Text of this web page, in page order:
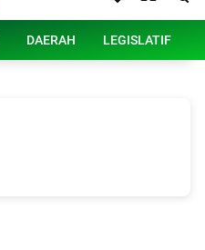
DAERAH LEGISLATIF